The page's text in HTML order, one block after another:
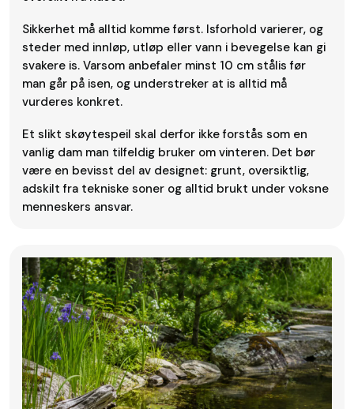
Sikkerhet må alltid komme først. Isforhold varierer, og
steder med innløp, utløp eller vann i bevegelse kan gi
svakere is. Varsom anbefaler minst 10 cm stålis før
man går på isen, og understreker at is alltid må
vurderes konkret.
Et slikt skøytespeil skal derfor ikke forstås som en
vanlig dam man tilfeldig bruker om vinteren. Det bør
være en bevisst del av designet: grunt, oversiktlig,
adskilt fra tekniske soner og alltid brukt under voksne
menneskers ansvar.